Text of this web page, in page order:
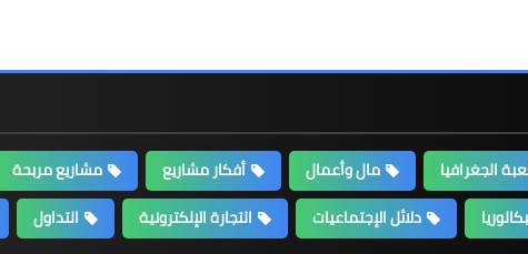
الجغرافيا مال وأعمال أفكار مشاريع
مشاريع مربحة
دلائل الإجتماعيات التجارة الإلكترونية
التداول